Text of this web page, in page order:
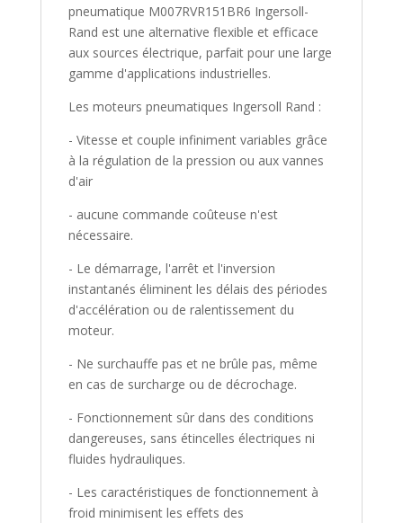
pneumatique M007RVR151BR6 Ingersoll-
Rand est une alternative flexible et efficace
aux sources électrique, parfait pour une large
gamme d'applications industrielles.
Les moteurs pneumatiques Ingersoll Rand :
- Vitesse et couple infiniment variables grâce
à la régulation de la pression ou aux vannes
d'air
- aucune commande coûteuse n'est
nécessaire.
- Le démarrage, l'arrêt et l'inversion
instantanés éliminent les délais des périodes
d'accélération ou de ralentissement du
moteur.
- Ne surchauffe pas et ne brûle pas, même
en cas de surcharge ou de décrochage.
- Fonctionnement sûr dans des conditions
dangereuses, sans étincelles électriques ni
fluides hydrauliques.
- Les caractéristiques de fonctionnement à
froid minimisent les effets des